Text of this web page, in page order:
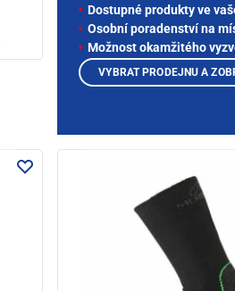
Dostupné produkty ve
Osobní poradenství na
Možnost okamžitého